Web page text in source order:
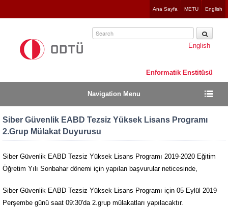
to
Ana Sayfa METU English
Enformatik Enstitüsü
Navigation Menu
Siber Güvenlik EABD Tezsiz Yüksek Lisans Programı
2.Grup Mülakat Duyurusu
English
Siber Güvenlik EABD Tezsiz Yüksek Lisans Programı 2019-2020 Eğitim
Öğretim Yılı Sonbahar dönemi için yapılan başvurular neticesinde,
Siber Güvenlik EABD Tezsiz Yüksek Lisans Programı için 05 Eylül 2019
Perşembe günü saat 09:30'da 2.grup mülakatları yapılacaktır.